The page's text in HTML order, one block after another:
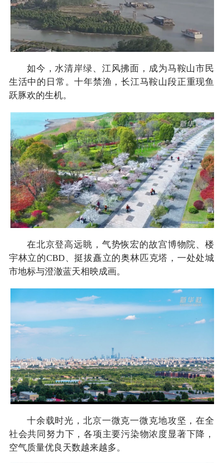
如今，水清岸绿、江风拂面，成为马鞍山市民
生活中的日常。十年禁渔，长江马鞍山段正重现鱼
跃豚欢的生机。
在北京登高远眺，气势恢宏的故宫博物院、楼
宇林立的CBD、挺拔矗立的奥林匹克塔，一处处城
市地标与澄澈蓝天相映成画。
十余载时光，北京一微克一微克地攻坚，在全
社会共同努力下，各项主要污染物浓度显著下降，
空气质量优良天数越来越多。